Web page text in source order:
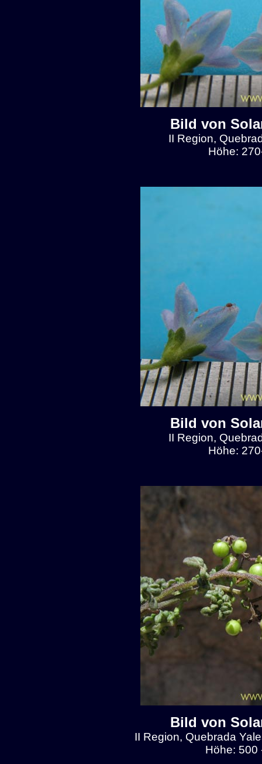
Bild von
II Region,
Höhe:
Bild von
II Region,
Höhe:
Bild von
II Region, Quebrada
Höhe: 500